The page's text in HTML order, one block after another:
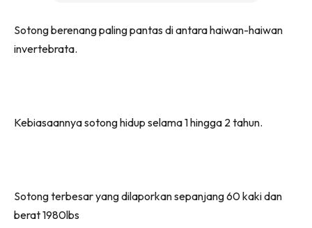
Sotong berenang paling pantas di antara haiwan-haiwan
invertebrata.
Kebiasaannya sotong hidup selama 1 hingga 2 tahun.
Sotong terbesar yang dilaporkan sepanjang 60 kaki dan
berat 1980lbs